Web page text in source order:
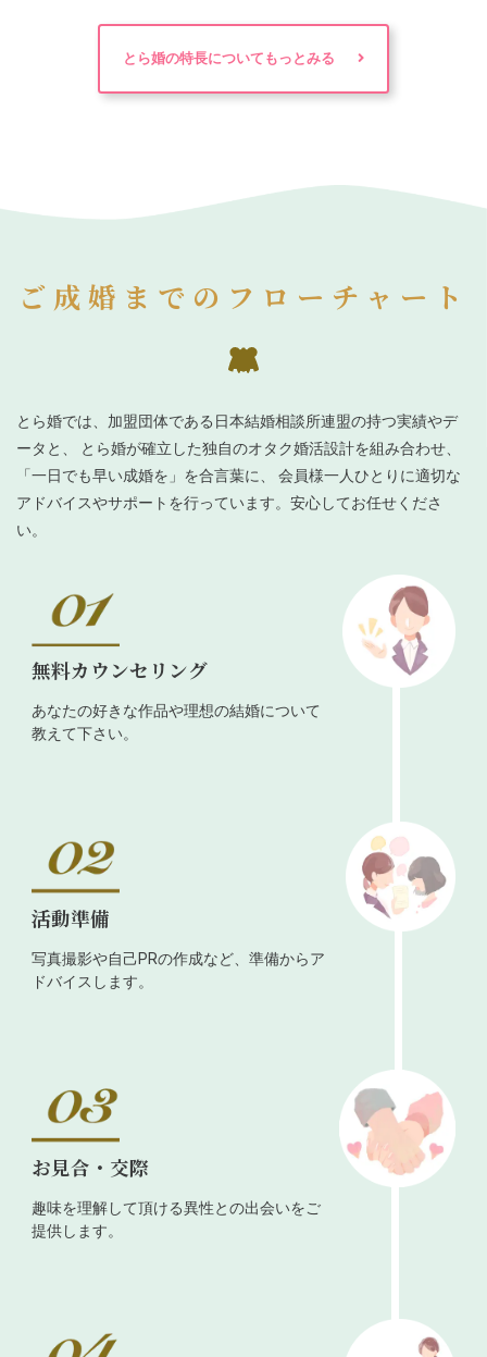
とら婚の特長についてもっとみる
ご成婚までのフローチャート
とら婚では、加盟団体である日本結婚相談所連盟の持つ実績やデ
ータと、 とら婚が確立した独自のオタク婚活設計を組み合わせ、
「一日でも早い成婚を」を合言葉に、 会員様一人ひとりに適切な
アドバイスやサポートを行っています。安心してお任せくださ
い。
無料カウンセリング
あなたの好きな作品や理想の結婚について
教えて下さい。
活動準備
写真撮影や自己PRの作成など、準備からア
ドバイスします。
お見合・交際
趣味を理解して頂ける異性との出会いをご
提供します。